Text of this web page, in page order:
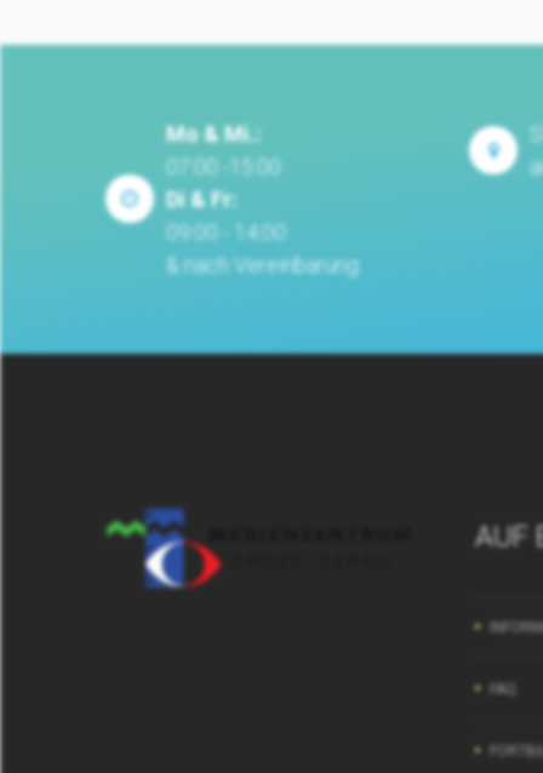
Mo & Mi.:
07:00 -15:00
Di & Fr:
09:00 - 14:00
& nach Vereinbarung
AUF
FAQ